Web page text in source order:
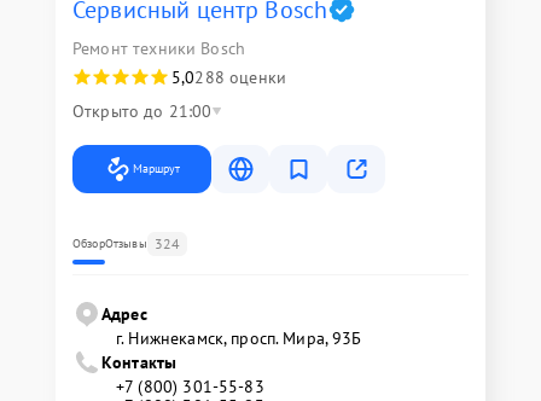
Сервисный центр Bosch
Ремонт техники Bosch
5,0288 оценки
Открыто до 21:00
Маршрут
ОбзорОтзывы 324
Адрес
г. Нижнекамск, просп. Мира, 93Б
Контакты
+7 (800) 301-55-83